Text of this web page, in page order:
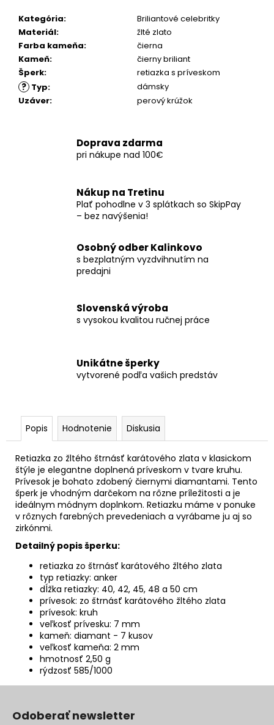
Kategória:
Briliantové celebritky
Materiál:
žlté zlato
Farba kameňa:
čierna
Kameň:
čierny briliant
Šperk: retiazka s príveskom
? Typ:
dámsky
Uzáver: perový krúžok
Doprava zdarma
pri nákupe nad 100€
Nákup na Tretinu
Plať pohodlne v 3 splátkach so SkipPay
– bez navýšenia!
Osobný odber Kalinkovo
s bezplatným vyzdvihnutím na
predajni
Slovenská výroba
s vysokou kvalitou ručnej práce
Unikátne šperky
vytvorené podľa vašich predstáv
Popis Hodnotenie Diskusia
Retiazka zo žltého štrnásť karátového zlata v klasickom
štýle je elegantne doplnená príveskom v tvare kruhu.
Prívesok je bohato zdobený čiernymi diamantami. Tento
šperk je vhodným darčekom na rôzne príležitosti a je
ideálnym módnym doplnkom. Retiazku máme v ponuke
v rôznych farebných prevedeniach a vyrábame ju aj so
zirkónmi.
Detailný popis šperku:
retiazka zo štrnásť karátového žltého zlata
typ retiazky: anker
dĺžka retiazky: 40, 42, 45, 48 a 50 cm
prívesok: zo štrnásť karátového žltého zlata
prívesok: kruh
veľkosť prívesku: 7 mm
kameň: diamant - 7 kusov
veľkosť kameňa: 2 mm
hmotnosť 2,50 g
rýdzosť 585/1000
Odoberať newsletter